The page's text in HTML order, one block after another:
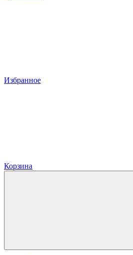
Избранное
Корзина